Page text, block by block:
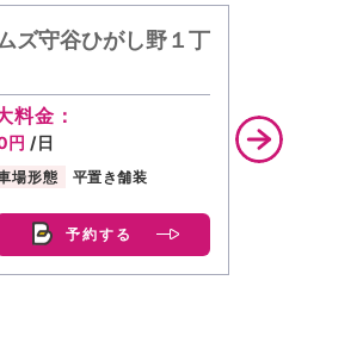
ズ守谷ひがし野１丁
料金：
円 /日
場形態 平置き舗装
予約する